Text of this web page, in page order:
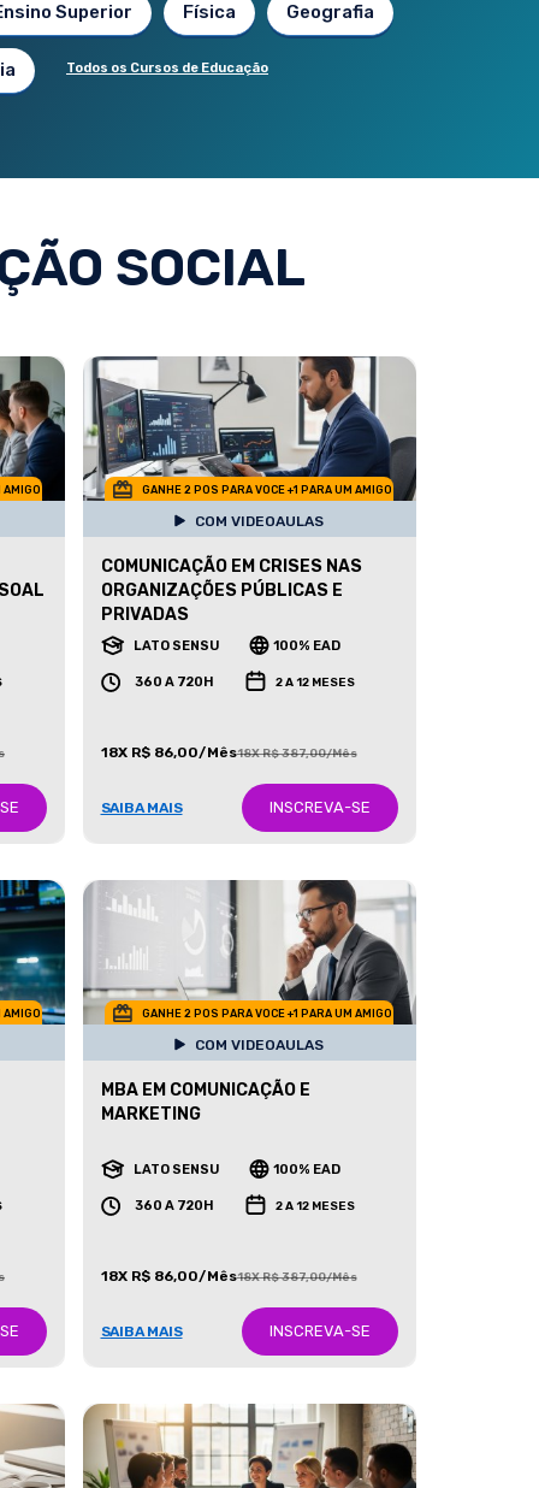
Superior Física Geografia
Todos os Cursos de Educação
SOCIAL
AMIGO GANHE 2 POS PARA VOCE +1 PARA UM AMIGO
COM VIDEOAULAS
COMUNICAÇÃO EM CRISES NAS
ORGANIZAÇÕES PÚBLICAS E
PRIVADAS
LATO SENSU 100% EAD
360 A 720H 2 A 12 MESES
18X R$ 86,00/Mês18X R$ 387,00/Mês
SAIBA MAIS INSCREVA-SE
AMIGO GANHE 2 POS PARA VOCE +1 PARA UM AMIGO
COM VIDEOAULAS
MBA EM COMUNICAÇÃO E
MARKETING
LATO SENSU 100% EAD
360 A 720H 2 A 12 MESES
18X R$ 86,00/Mês18X R$ 387,00/Mês
SAIBA MAIS INSCREVA-SE